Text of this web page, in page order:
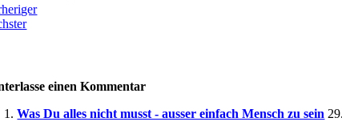
einen Kommentar
Was Du alles nicht musst - ausser einfach Mensch zu sein